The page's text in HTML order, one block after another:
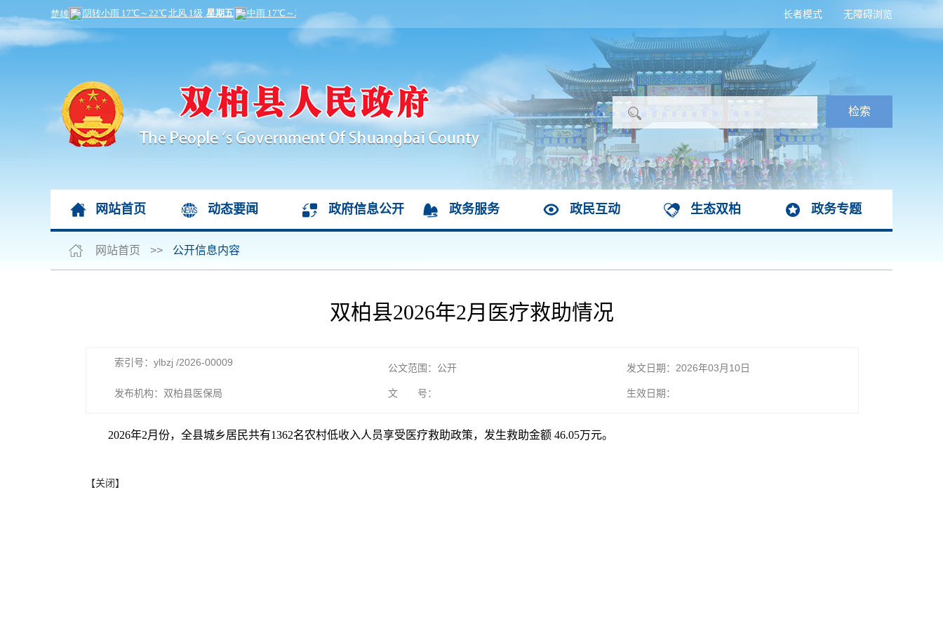
无障碍浏览
长者模式
网站首页 动态要闻 政府信息公开 政务服务 政民互动 生态双柏 政务专题
网站首页 >> 公开信息内容
双柏县2026年2月医疗救助情况
索引号：ylbzj /2026-00009 公文范围：公开 发文日期：2026年03月10日
发布机构：双柏县医保局 文 号： 生效日期：
2026年2月份，全县城乡居民共有1362名农村低收入人员享受医疗救助政策，发生救助金额 46.05万元。
【关闭】